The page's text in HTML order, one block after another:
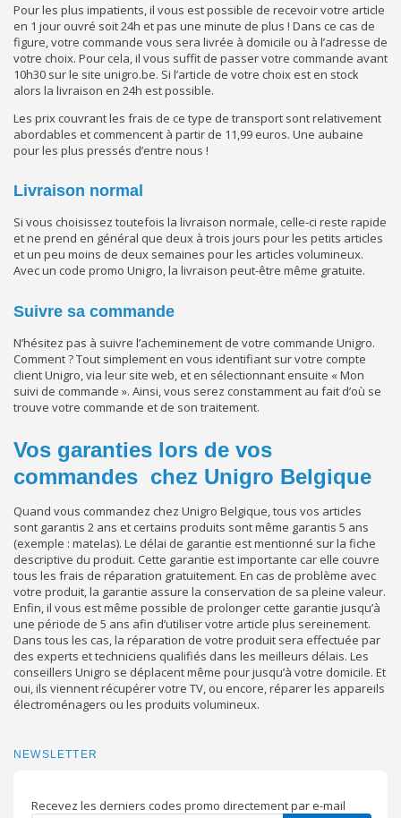
Pour les plus impatients, il vous est possible de recevoir votre article
en 1 jour ouvré soit 24h et pas une minute de plus ! Dans ce cas de
figure, votre commande vous sera livrée à domicile ou à l’adresse de
votre choix. Pour cela, il vous suffit de passer votre commande avant
10h30 sur le site unigro.be. Si l’article de votre choix est en stock
alors la livraison en 24h est possible.
Les prix couvrant les frais de ce type de transport sont relativement
abordables et commencent à partir de 11,99 euros. Une aubaine
pour les plus pressés d’entre nous !
Livraison normal
Si vous choisissez toutefois la livraison normale, celle-ci reste rapide
et ne prend en général que deux à trois jours pour les petits articles
et un peu moins de deux semaines pour les articles volumineux.
Avec un code promo Unigro, la livraison peut-être même gratuite.
Suivre sa commande
N’hésitez pas à suivre l’acheminement de votre commande Unigro.
Comment ? Tout simplement en vous identifiant sur votre compte
client Unigro, via leur site web, et en sélectionnant ensuite « Mon
suivi de commande ». Ainsi, vous serez constamment au fait d’où se
trouve votre commande et de son traitement.
Vos garanties lors de vos
commandes chez Unigro Belgique
Quand vous commandez chez Unigro Belgique, tous vos articles
sont garantis 2 ans et certains produits sont même garantis 5 ans
(exemple : matelas). Le délai de garantie est mentionné sur la fiche
descriptive du produit. Cette garantie est importante car elle couvre
tous les frais de réparation gratuitement. En cas de problème avec
votre produit, la garantie assure la conservation de sa pleine valeur.
Enfin, il vous est même possible de prolonger cette garantie jusqu’à
une période de 5 ans afin d’utiliser votre article plus sereinement.
Dans tous les cas, la réparation de votre produit sera effectuée par
des experts et techniciens qualifiés dans les meilleurs délais. Les
conseillers Unigro se déplacent même pour jusqu’à votre domicile. Et
oui, ils viennent récupérer votre TV, ou encore, réparer les appareils
électroménagers ou les produits volumineux.
NEWSLETTER
Recevez les derniers codes promo directement par e-mail